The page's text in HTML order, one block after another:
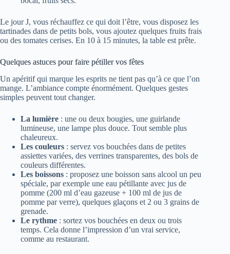
Le jour J, vous réchauffez ce qui doit l’être, vous disposez les
tartinades dans de petits bols, vous ajoutez quelques fruits frais
ou des tomates cerises. En 10 à 15 minutes, la table est prête.
Quelques astuces pour faire pétiller vos fêtes
Un apéritif qui marque les esprits ne tient pas qu’à ce que l’on
mange. L’ambiance compte énormément. Quelques gestes
simples peuvent tout changer.
La lumière : une ou deux bougies, une guirlande
lumineuse, une lampe plus douce. Tout semble plus
chaleureux.
Les couleurs : servez vos bouchées dans de petites
assiettes variées, des verrines transparentes, des bols de
couleurs différentes.
Les boissons : proposez une boisson sans alcool un peu
spéciale, par exemple une eau pétillante avec jus de
pomme (200 ml d’eau gazeuse + 100 ml de jus de
pomme par verre), quelques glaçons et 2 ou 3 grains de
grenade.
Le rythme : sortez vos bouchées en deux ou trois
temps. Cela donne l’impression d’un vrai service,
comme au restaurant.